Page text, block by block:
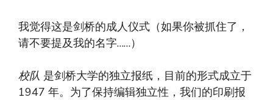
我觉得这是剑桥的成人仪式（如果你被抓住了，
请不要提及我的名字……）
校队 是剑桥大学的独立报纸，目前的形式成立于
1947 年。为了保持编辑独立性，我们的印刷报